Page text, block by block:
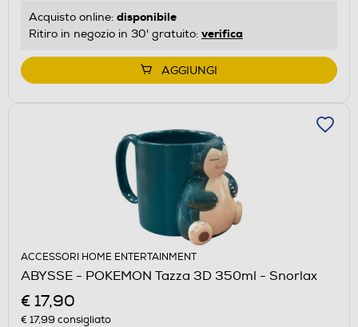
Acquisto online: disponibile
Ritiro in negozio in 30' gratuito: verifica
AGGIUNGI
ACCESSORI HOME ENTERTAINMENT
ABYSSE - POKEMON Tazza 3D 350ml - Snorlax
€ 17,90
€ 17,99 consigliato